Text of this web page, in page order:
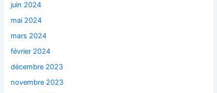
juin 2024
mai 2024
mars 2024
février 2024
décembre 2023
novembre 2023